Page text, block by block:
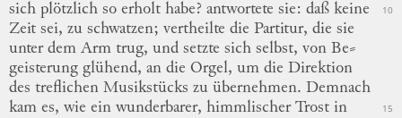
sich plötzlich so erholt habe? antwortete sie: daß keine
10
Zeit sei, zu schwatzen; vertheilte die Partitur, die sie
unter dem Arm trug, und setzte sich selbst, von Be⸗
geisterung glühend, an die Orgel, um die Direktion
des treflichen Musikstücks zu übernehmen. Demnach
kam es, wie ein wunderbarer, himmlischer Trost in
15